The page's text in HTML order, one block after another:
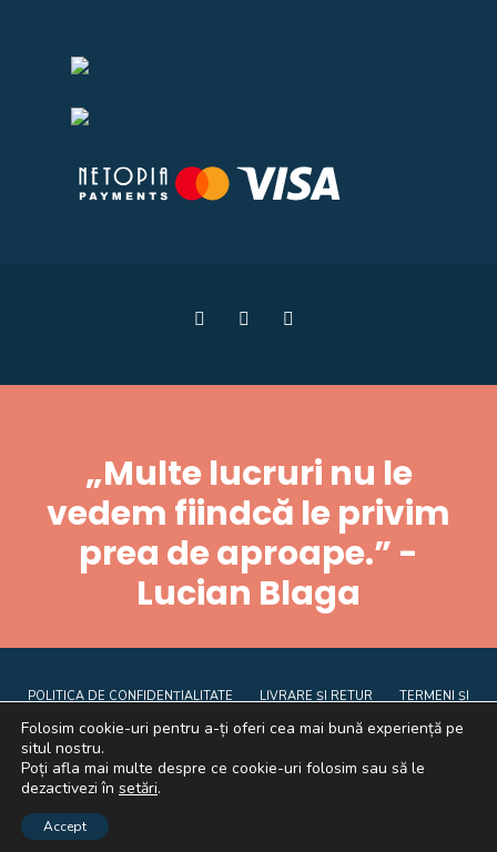
„Multe lucruri nu le
vedem fiindcă le privim
prea de aproape.” -
Lucian Blaga
POLITICA DE CONFIDENȚIALITATE LIVRARE ȘI RETUR
TERMENI ȘI
CONDIȚII
CE SUNT COOKIE-URILE ANPC
Folosim cookie-uri pentru a-ți oferi cea mai bună experiență pe
situl nostru.
Poți afla mai multe despre ce cookie-uri folosim sau să le
dezactivezi în setări.
Accept